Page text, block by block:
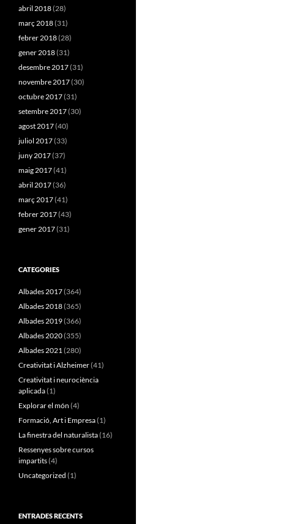
abril 2018(28)
març 2018(31)
febrer 2018(28)
gener 2018(31)
desembre 2017(31)
novembre 2017(30)
octubre 2017(31)
setembre 2017(30)
agost 2017(40)
juliol 2017(33)
juny 2017(37)
maig 2017(41)
abril 2017(36)
març 2017(41)
febrer 2017(43)
gener 2017(31)
CATEGORIES
Albades 2017(364)
Albades 2018(365)
Albades 2019(366)
Albades 2020(355)
Albades 2021(280)
Creativitat i Alzheimer(41)
Creativitat i neurociència
aplicada(1)
Explorar el món (4)
Formació, Art i Empresa(1)
La finestra del naturalista(16)
Ressenyes sobre cursos
impartits(4)
Uncategorized (1)
ENTRADES RECENTS